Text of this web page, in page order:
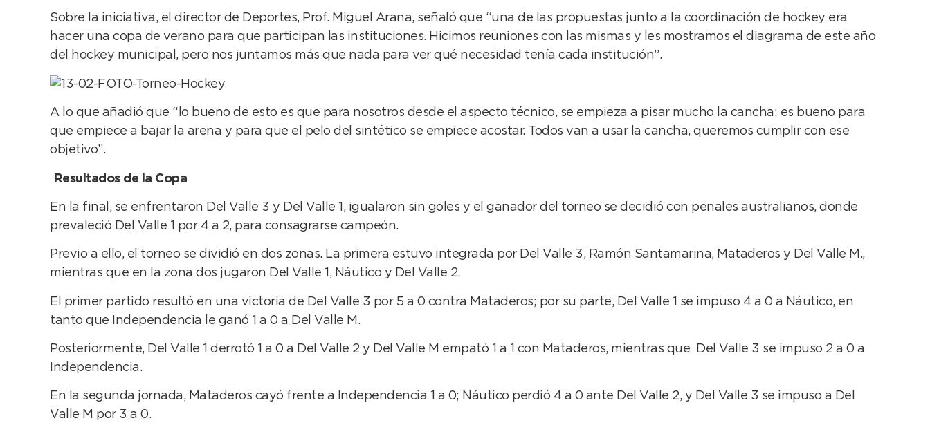
Sobre la iniciativa, el director de Deportes, Prof. Miguel Arana, señaló que “una de las propuestas junto a la coordinación de hockey era
hacer una copa de verano para que participan las instituciones. Hicimos reuniones con las mismas y les mostramos el diagrama de este año
del hockey municipal, pero nos juntamos más que nada para ver qué necesidad tenía cada institución”.
A lo que añadió que “lo bueno de esto es que para nosotros desde el aspecto técnico, se empieza a pisar mucho la cancha; es bueno para
que empiece a bajar la arena y para que el pelo del sintético se empiece acostar. Todos van a usar la cancha, queremos cumplir con ese
objetivo”.
Resultados de la Copa
En la final, se enfrentaron Del Valle 3 y Del Valle 1, igualaron sin goles y el ganador del torneo se decidió con penales australianos, donde
prevaleció Del Valle 1 por 4 a 2, para consagrarse campeón.
Previo a ello, el torneo se dividió en dos zonas. La primera estuvo integrada por Del Valle 3, Ramón Santamarina, Mataderos y Del Valle M.,
mientras que en la zona dos jugaron Del Valle 1, Náutico y Del Valle 2.
El primer partido resultó en una victoria de Del Valle 3 por 5 a 0 contra Mataderos; por su parte, Del Valle 1 se impuso 4 a 0 a Náutico, en
tanto que Independencia le ganó 1 a 0 a Del Valle M.
Posteriormente, Del Valle 1 derrotó 1 a 0 a Del Valle 2 y Del Valle M empató 1 a 1 con Mataderos, mientras que Del Valle 3 se impuso 2 a 0 a
Independencia.
En la segunda jornada, Mataderos cayó frente a Independencia 1 a 0; Náutico perdió 4 a 0 ante Del Valle 2, y Del Valle 3 se impuso a Del
Valle M por 3 a 0.